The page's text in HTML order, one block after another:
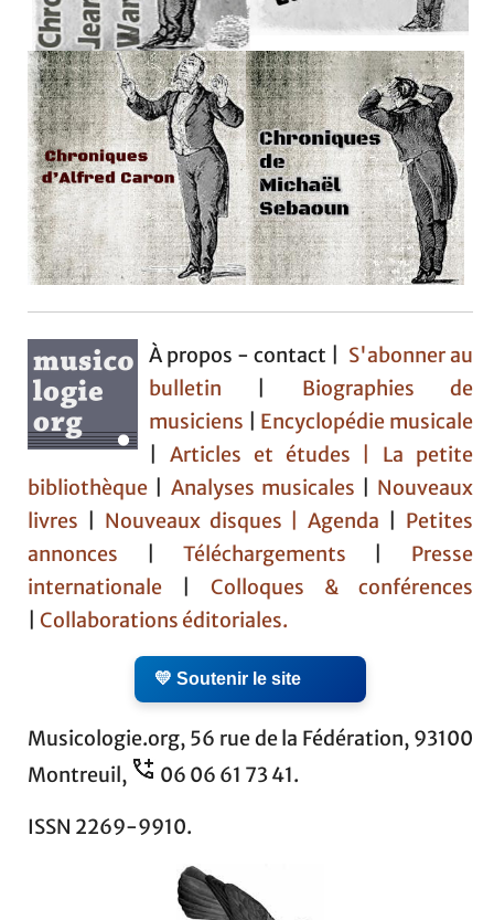
À propos - contact | S'abonner au
bulletin
Biographies de
musiciens
Encyclopédie musicale
|Articles et études | La petite
bibliothèque
Analyses musicales
Nouveaux
livres
Nouveaux disques |Agenda
Petites
annonces
Téléchargements
Presse
internationale
Colloques & conférences
Collaborations éditoriales.
💛 Soutenir le site
Musicologie.org, 56 rue de la Fédération, 93100
Montreuil,
06 06 61 73 41.
ISSN 2269-9910.